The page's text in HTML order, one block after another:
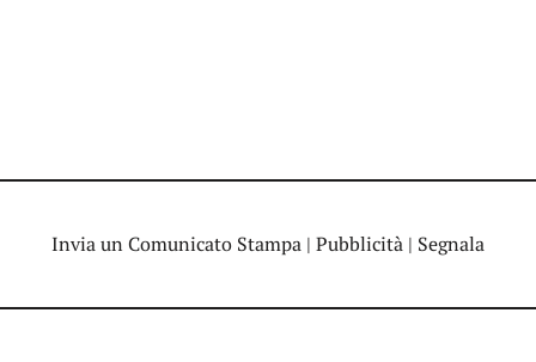
Invia un Comunicato Stampa | Pubblicità | Segnala